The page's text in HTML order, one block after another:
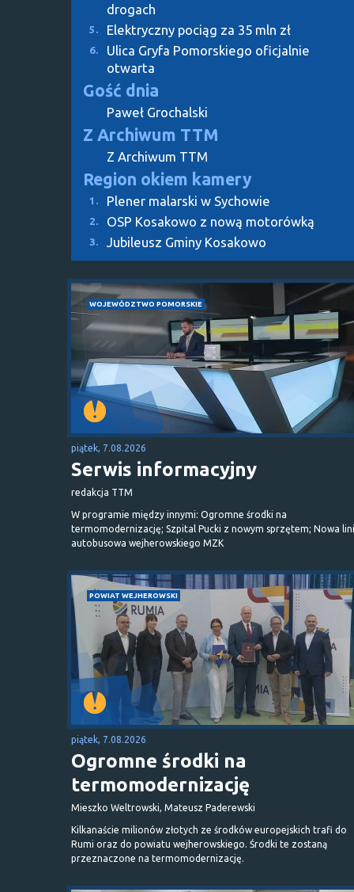
drogach
5. Elektryczny pociąg za 35 mln zł
6.
Ulica Gryfa Pomorskiego oficjalnie
otwarta
Gość dnia
Paweł Grochalski
Z Archiwum TTM
Z Archiwum TTM
Region okiem kamery
1. Plener malarski w Sychowie
2. OSP Kosakowo z nową motorówką
3. Jubileusz Gminy Kosakowo
WOJEWÓDZTWO POMORSKIE
piątek, 7.08.2026
Serwis informacyjny
redakcja TTM
W programie między innymi: Ogromne środki na
termomodernizację; Szpital Pucki z nowym sprzętem; Nowa
autobusowa wejherowskiego MZK
POWIAT WEJHEROWSKI
piątek, 7.08.2026
Ogromne środki na
termomodernizację
Mieszko Weltrowski, Mateusz Paderewski
Kilkanaście milionów złotych ze środków europejskich trafi do
Rumi oraz do powiatu wejherowskiego. Środki te zostaną
przeznaczone na termomodernizację.